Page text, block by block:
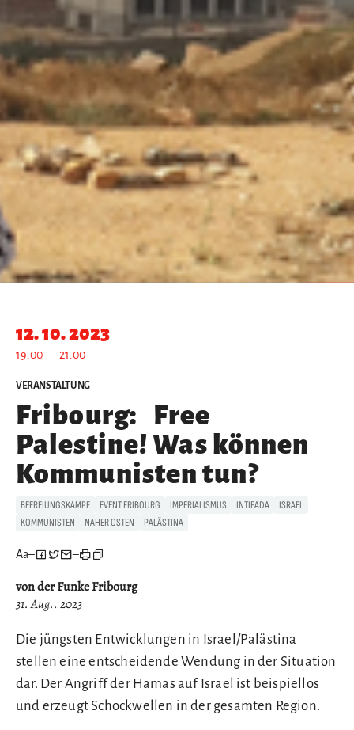
12. 10. 2023
19:00 — 21:00
VERANSTALTUNG
Fribourg:
Free
Palestine! Was können
Kommunisten tun?
BEFREIUNGSKAMPF EVENT FRIBOURG IMPERIALISMUS INTIFADA
ISRAEL
KOMMUNISTEN
NAHER OSTEN PALÄSTINA
Aa– –
von der Funke Fribourg
31. Aug.. 2023
Die jüngsten Entwicklungen in Israel/Palästina
stellen eine entscheidende Wendung in der Situation
dar. Der Angriff der Hamas auf Israel ist beispiellos
und erzeugt Schockwellen in der gesamten Region.